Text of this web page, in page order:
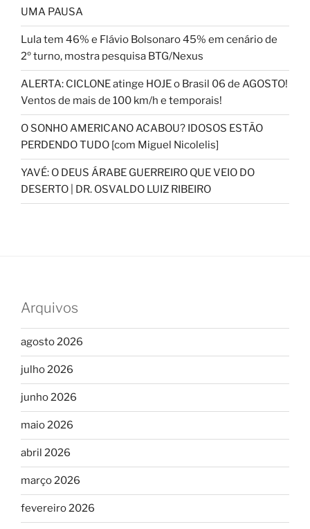
UMA PAUSA
Lula tem 46% e Flávio Bolsonaro 45% em cenário de
2º turno, mostra pesquisa BTG/Nexus
ALERTA: CICLONE atinge HOJE o Brasil 06 de AGOSTO!
Ventos de mais de 100 km/h e temporais!
O SONHO AMERICANO ACABOU? IDOSOS ESTÃO
PERDENDO TUDO [com Miguel Nicolelis]
YAVÉ: O DEUS ÁRABE GUERREIRO QUE VEIO DO
DESERTO | DR. OSVALDO LUIZ RIBEIRO
Arquivos
agosto 2026
julho 2026
junho 2026
maio 2026
abril 2026
março 2026
fevereiro 2026